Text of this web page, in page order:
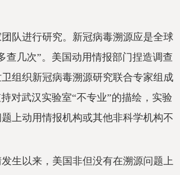
队进行研究。新冠病毒溯源应是全球
查几次”。美国动用情报部门捏造调查
组织新冠病毒溯源研究联合专家组成
对武汉实验室“不专业”的描绘，实验
上动用情报机构或其他非科学机构不
生以来，美国非但没有在溯源问题上